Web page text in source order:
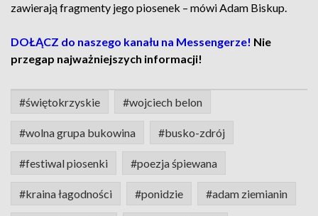
zawierają fragmenty jego piosenek – mówi Adam Biskup.
DOŁĄCZ do naszego kanału na Messengerze! Nie
przegap najważniejszych informacji!
#świętokrzyskie #wojciech belon
#wolna grupa bukowina #busko-zdrój
#festiwal piosenki #poezja śpiewana
#kraina łagodności #ponidzie #adam ziemianin